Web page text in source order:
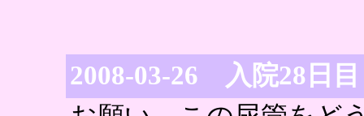
2008-03-26 入院28日目